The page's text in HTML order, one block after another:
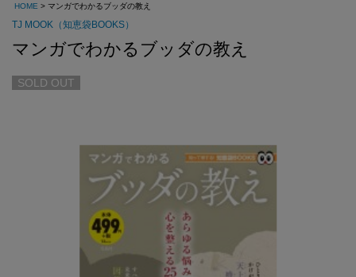
HOME > マンガでわかるブッダの教え
TJ MOOK（知恵袋BOOKS）
マンガでわかるブッダの教え
SOLD OUT